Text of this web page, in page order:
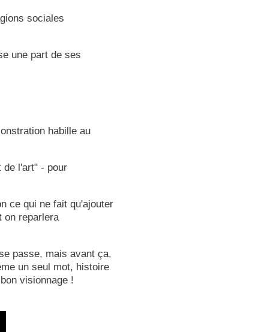
sociales
une part de ses
habille au
de l'art" - pour
ce qui ne fait qu'ajouter
on reparlera
passe, mais avant ça,
un seul mot, histoire
visionnage !